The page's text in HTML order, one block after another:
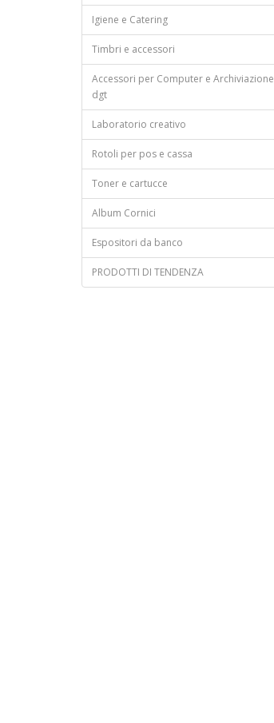
Igiene e Catering
Timbri e accessori
Accessori per Computer e Archiviazione
dgt
Laboratorio creativo
Rotoli per pos e cassa
Toner e cartucce
Album Cornici
Espositori da banco
PRODOTTI DI TENDENZA